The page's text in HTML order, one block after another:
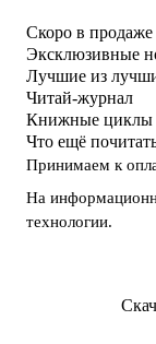
Скоро в продаже
Эксклюзивные
Лучшие из
Читай-журнал
Книжные циклы
Что ещё
Принимаем к
На
технологии.